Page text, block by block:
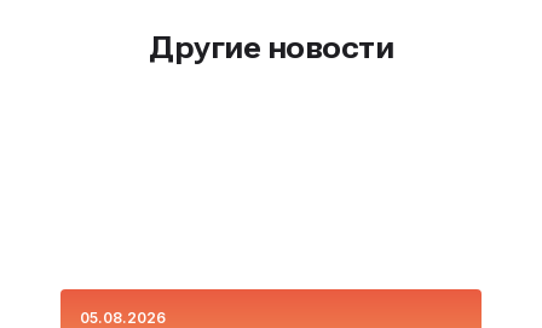
Другие новости
05.08.2026